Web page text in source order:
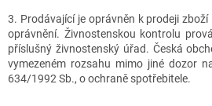
3. Prodávající je oprávněn k prodeji
oprávnění. Živnostenskou kontrolu
příslušný živnostenský úřad. Česká
vymezeném rozsahu mimo jiné dozor
634/1992 Sb., o ochraně spotřebitele.